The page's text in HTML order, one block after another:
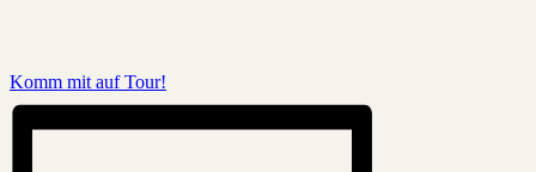
Komm mit auf Tour!